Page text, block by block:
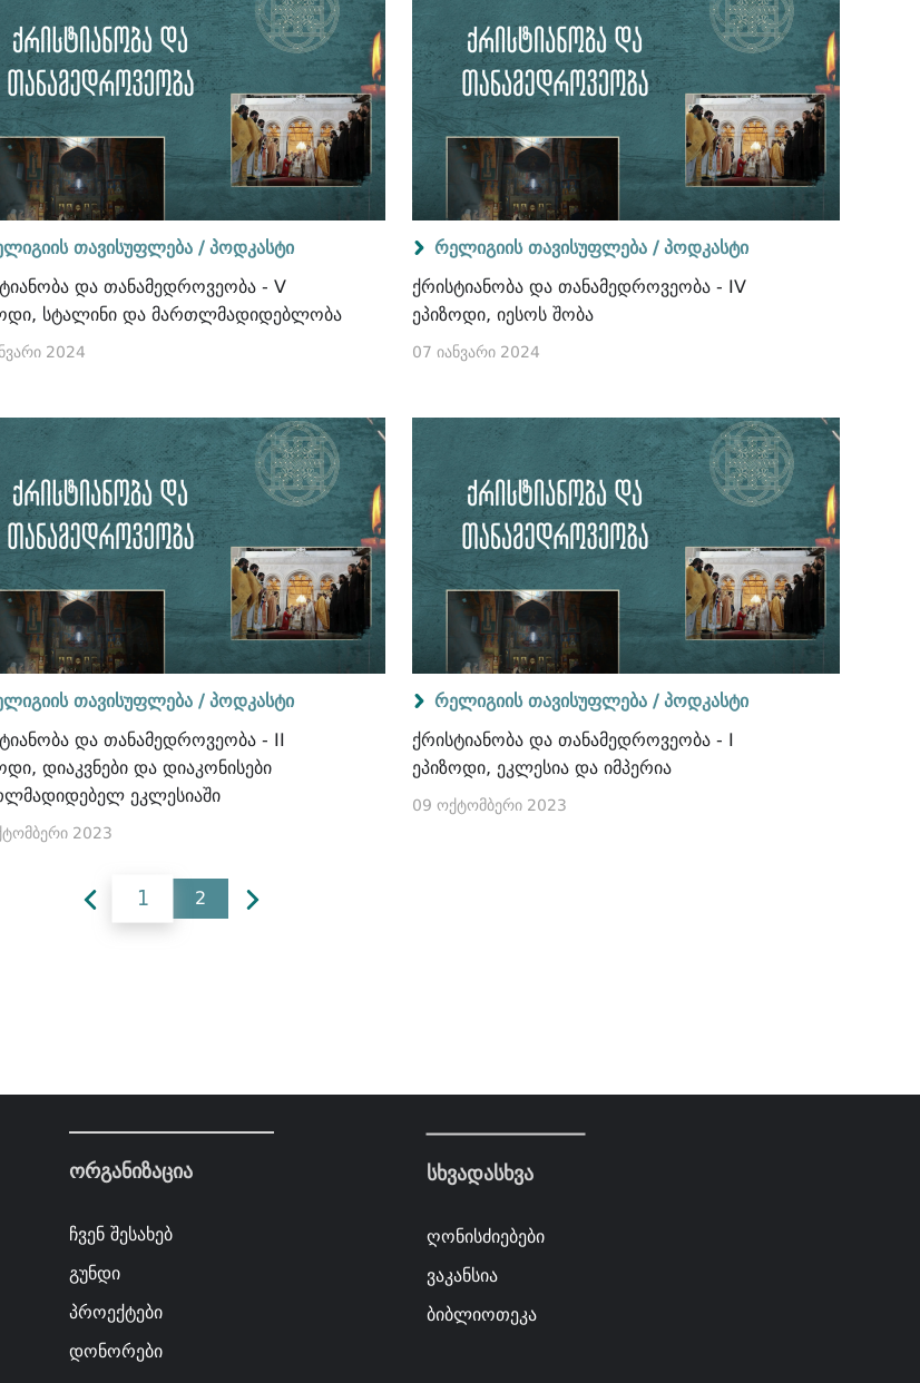
თავისუფლება / პოდკასტი
და თანამედროვეობა - V
სტალინი და მართლმადიდებლობა
2024
რელიგიის თავისუფლება / პოდკასტი
ქრისტიანობა და თანამედროვეობა - IV
ეპიზოდი, იესოს შობა
07 იანვარი 2024
თავისუფლება / პოდკასტი
და თანამედროვეობა - II
დიაკვნები და დიაკონისები
ეკლესიაში
2023
რელიგიის თავისუფლება / პოდკასტი
ქრისტიანობა და თანამედროვეობა - I
ეპიზოდი, ეკლესია და იმპერია
09 ოქტომბერი 2023
1 2
ორგანიზაცია
ჩვენ შესახებ
გუნდი
პროექტები
დონორები
სხვადასხვა
ღონისძიებები
ვაკანსია
ბიბლიოთეკა